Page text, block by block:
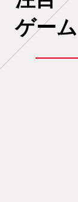
ゲーム